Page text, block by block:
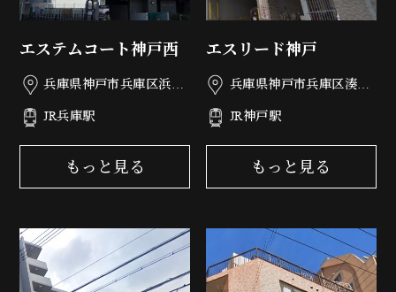
エステムコート神戸西
兵庫県神戸市兵庫区浜崎
JR兵庫駅
もっと見る
エスリード神戸
兵庫県神戸市兵庫区湊町
JR神戸駅
もっと見る